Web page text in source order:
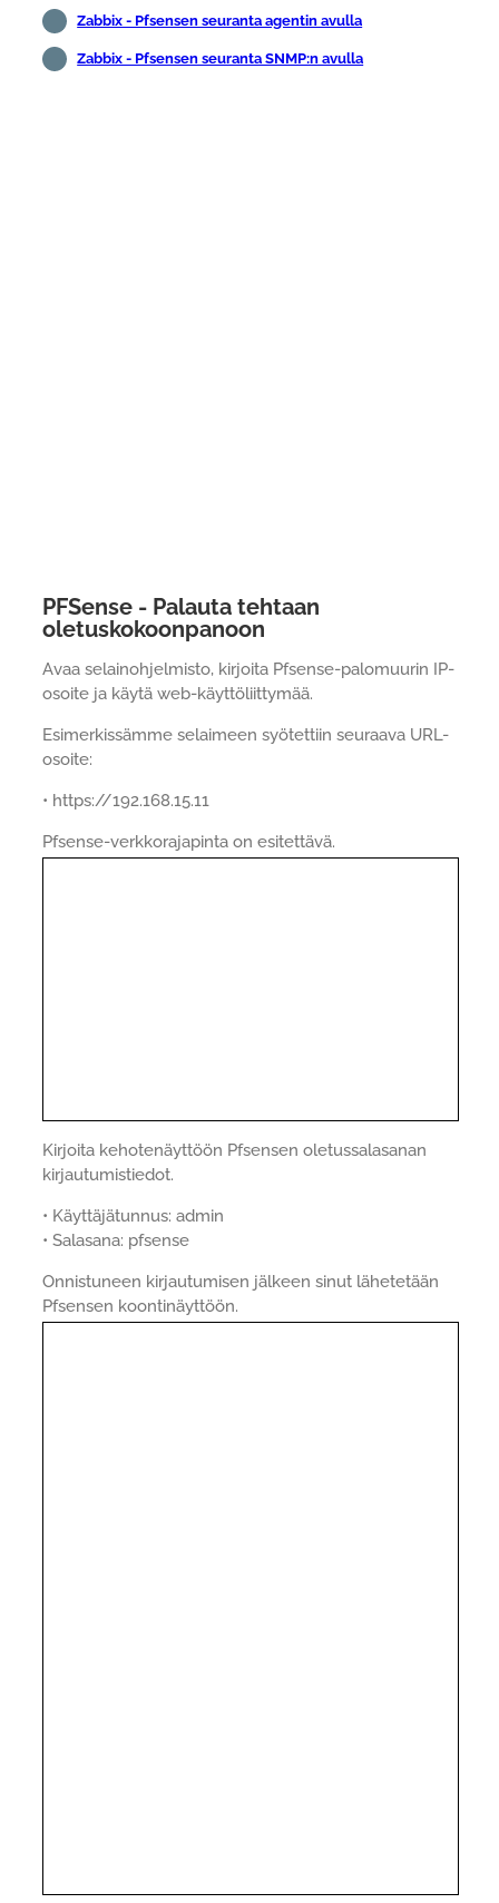
Zabbix - Pfsensen seuranta agentin avulla
Zabbix - Pfsensen seuranta SNMP:n avulla
PFSense - Palauta tehtaan
oletuskokoonpanoon
Avaa selainohjelmisto, kirjoita Pfsense-palomuurin IP-
osoite ja käytä web-käyttöliittymää.
Esimerkissämme selaimeen syötettiin seuraava URL-
osoite:
• https://192.168.15.11
Pfsense-verkkorajapinta on esitettävä.
Kirjoita kehotenäyttöön Pfsensen oletussalasanan
kirjautumistiedot.
• Käyttäjätunnus: admin
• Salasana: pfsense
Onnistuneen kirjautumisen jälkeen sinut lähetetään
Pfsensen koontinäyttöön.